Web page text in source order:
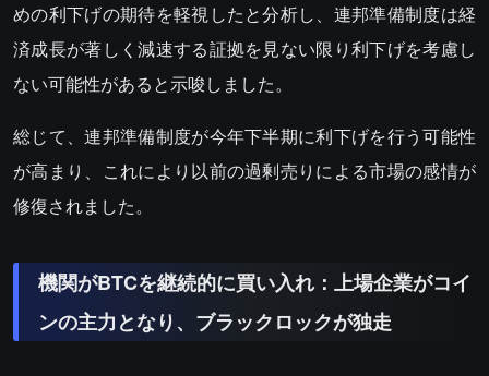
めの利下げの期待を軽視したと分析し、連邦準備制度は経
済成長が著しく減速する証拠を見ない限り利下げを考慮し
ない可能性があると示唆しました。
総じて、連邦準備制度が今年下半期に利下げを行う可能性
が高まり、これにより以前の過剰売りによる市場の感情が
修復されました。
機関がBTCを継続的に買い入れ：上場企業がコイ
ンの主力となり、ブラックロックが独走